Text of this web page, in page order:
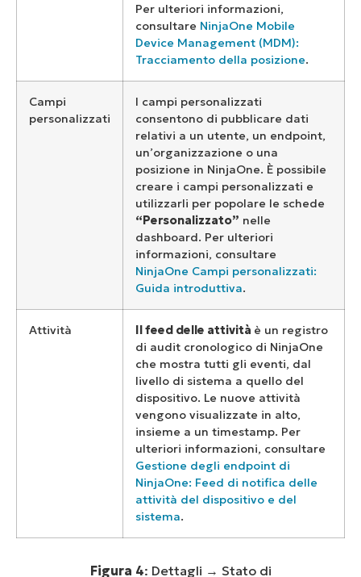
Per ulteriori informazioni,
consultare NinjaOne Mobile
Device Management (MDM):
Tracciamento della posizione.
Campi
personalizzati
I campi personalizzati
consentono di pubblicare dati
relativi a un utente, un endpoint,
un’organizzazione o una
posizione in NinjaOne. È possibile
creare i campi personalizzati e
utilizzarli per popolare le schede
“Personalizzato” nelle
dashboard. Per ulteriori
informazioni, consultare
NinjaOne Campi personalizzati:
Guida introduttiva.
Attività Il feed delle attività è un registro
di audit cronologico di NinjaOne
che mostra tutti gli eventi, dal
livello di sistema a quello del
dispositivo. Le nuove attività
vengono visualizzate in alto,
insieme a un timestamp. Per
ulteriori informazioni, consultare
Gestione degli endpoint di
NinjaOne: Feed di notifica delle
attività del dispositivo e del
sistema.
Figura 4: Dettagli → Stato di